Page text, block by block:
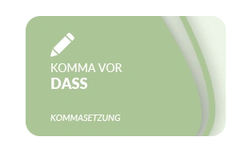
Jetzt lesen